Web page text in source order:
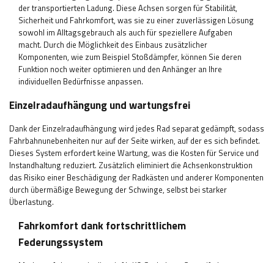
der transportierten Ladung. Diese Achsen sorgen für Stabilität,
Sicherheit und Fahrkomfort, was sie zu einer zuverlässigen Lösung
sowohl im Alltagsgebrauch als auch für speziellere Aufgaben
macht. Durch die Möglichkeit des Einbaus zusätzlicher
Komponenten, wie zum Beispiel Stoßdämpfer, können Sie deren
Funktion noch weiter optimieren und den Anhänger an Ihre
individuellen Bedürfnisse anpassen.
Einzelradaufhängung und wartungsfrei
Dank der Einzelradaufhängung wird jedes Rad separat gedämpft, sodass
Fahrbahnunebenheiten nur auf der Seite wirken, auf der es sich befindet.
Dieses System erfordert keine Wartung, was die Kosten für Service und
Instandhaltung reduziert. Zusätzlich eliminiert die Achsenkonstruktion
das Risiko einer Beschädigung der Radkästen und anderer Komponenten
durch übermäßige Bewegung der Schwinge, selbst bei starker
Überlastung.
Fahrkomfort dank fortschrittlichem
Federungssystem